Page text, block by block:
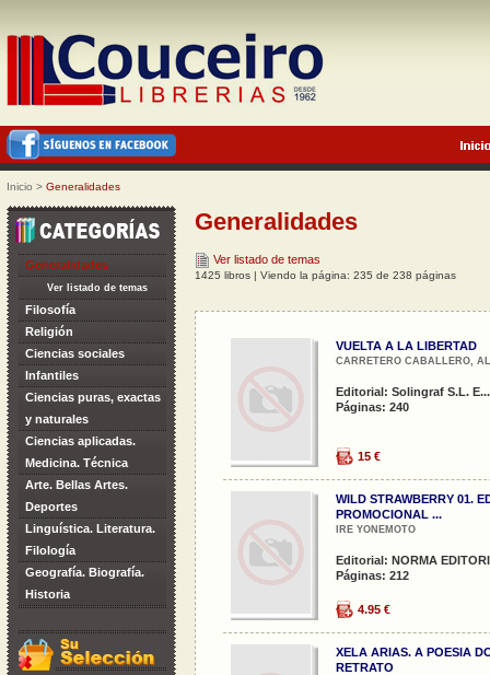
Inicio > Generalidades
Generalidades
Ver listado de temas
Filosofía
Religión
Ciencias sociales
Infantiles
Ciencias puras, exactas
y naturales
Ciencias aplicadas.
Medicina. Técnica
Arte. Bellas Artes.
Deportes
Linguística. Literatura.
Filología
Geografía. Biografía.
Historia
Generalidades
Ver listado de temas
1425 libros | Viendo la página: 235 de 238 páginas
VUELTA A LA LIBERTAD
CARRETERO CABALLERO,
Editorial: Solingraf S.L. E...
Páginas: 240
15 €
WILD STRAWBERRY 01.
PROMOCIONAL ...
IRE YONEMOTO
Editorial: NORMA
Páginas: 212
4.95 €
XELA ARIAS. A POESIA
RETRATO